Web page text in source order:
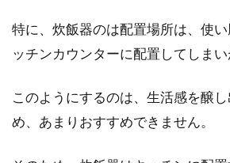
特に、炊飯器のは配置場所は、使
ッチンカウンターに配置してしまい
このようにするのは、生活感を醸
め、あまりおすすめできません。